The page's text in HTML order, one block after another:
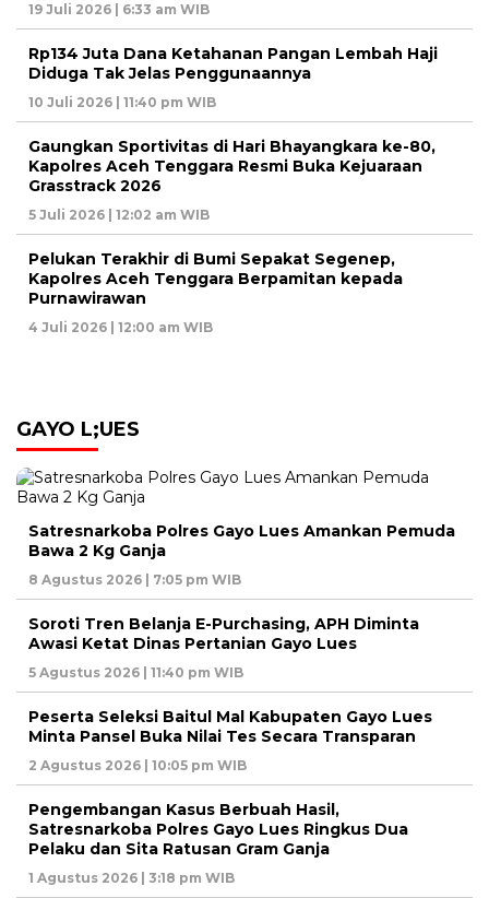
19 Juli 2026 | 6:33 am WIB
Rp134 Juta Dana Ketahanan Pangan Lembah Haji
Diduga Tak Jelas Penggunaannya
10 Juli 2026 | 11:40 pm WIB
Gaungkan Sportivitas di Hari Bhayangkara ke-80,
Kapolres Aceh Tenggara Resmi Buka Kejuaraan
Grasstrack 2026
5 Juli 2026 | 12:02 am WIB
Pelukan Terakhir di Bumi Sepakat Segenep,
Kapolres Aceh Tenggara Berpamitan kepada
Purnawirawan
4 Juli 2026 | 12:00 am WIB
GAYO L;UES
Satresnarkoba Polres Gayo Lues Amankan Pemuda
Bawa 2 Kg Ganja
8 Agustus 2026 | 7:05 pm WIB
Soroti Tren Belanja E-Purchasing, APH Diminta
Awasi Ketat Dinas Pertanian Gayo Lues
5 Agustus 2026 | 11:40 pm WIB
Peserta Seleksi Baitul Mal Kabupaten Gayo Lues
Minta Pansel Buka Nilai Tes Secara Transparan
2 Agustus 2026 | 10:05 pm WIB
Pengembangan Kasus Berbuah Hasil,
Satresnarkoba Polres Gayo Lues Ringkus Dua
Pelaku dan Sita Ratusan Gram Ganja
1 Agustus 2026 | 3:18 pm WIB